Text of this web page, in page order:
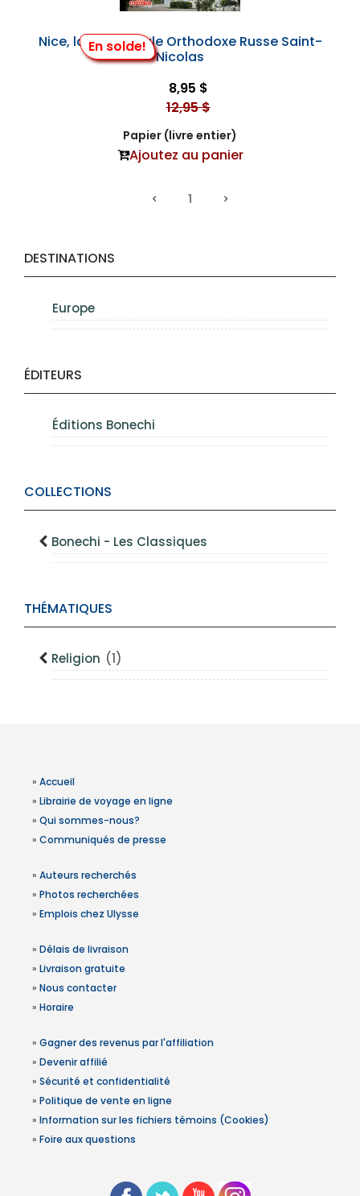
DESTINATIONS
Europe
ÉDITEURS
Éditions Bonechi
COLLECTIONS
Bonechi - Les Classiques
THÉMATIQUES
Religion (1)
En solde!
Nice, la Cathédrale Orthodoxe Russe Saint-
Nicolas
8,95 $
12,95 $
Papier (livre entier)
Ajoutez au panier
1
» Accueil
» Librairie de voyage en ligne
» Qui sommes-nous?
» Communiqués de presse
» Auteurs recherchés
» Photos recherchées
» Emplois chez Ulysse
» Délais de livraison
» Livraison gratuite
» Nous contacter
» Horaire
» Gagner des revenus par l'affiliation
» Devenir affilié
» Sécurité et confidentialité
» Politique de vente en ligne
» Information sur les fichiers témoins (Cookies)
» Foire aux questions